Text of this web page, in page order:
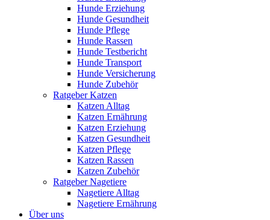
Hunde Erziehung
Hunde Gesundheit
Hunde Pflege
Hunde Rassen
Hunde Testbericht
Hunde Transport
Hunde Versicherung
Hunde Zubehör
Ratgeber Katzen
Katzen Alltag
Katzen Ernährung
Katzen Erziehung
Katzen Gesundheit
Katzen Pflege
Katzen Rassen
Katzen Zubehör
Ratgeber Nagetiere
Nagetiere Alltag
Nagetiere Ernährung
Über uns